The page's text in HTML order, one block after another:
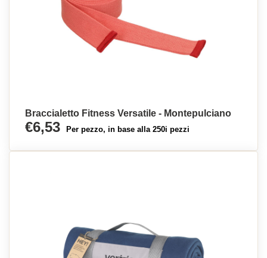
Braccialetto Fitness Versatile - Montepulciano
€6,53 Per pezzo, in base alla 250i pezzi